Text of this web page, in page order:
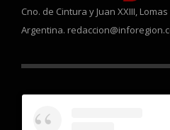
Cno. de Cintura y Juan XXIII,
Argentina.